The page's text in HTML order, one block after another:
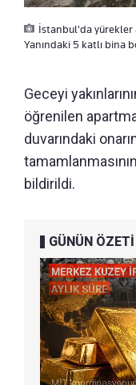
İstanbul'da yürekler
Yanındaki 5 katlı bina
Geceyi
öğrenilen
duvarındaki
bildirildi.
GÜNÜN ÖZETİ